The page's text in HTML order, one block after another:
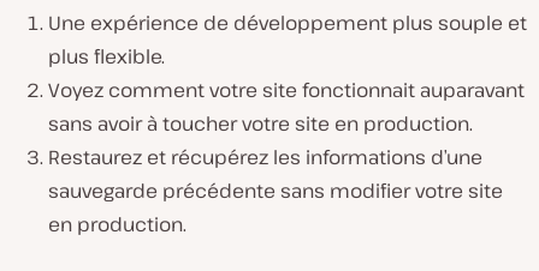
Une expérience de développement plus souple et
plus flexible.
Voyez comment votre site fonctionnait auparavant
sans avoir à toucher votre site en production.
Restaurez et récupérez les informations d’une
sauvegarde précédente sans modifier votre site
en production.